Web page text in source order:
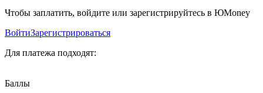
Чтобы заплатить, войдите или зарегистрируйтесь в ЮMoney
ВойтиЗарегистрироваться
Для платежа подходят:
Баллы